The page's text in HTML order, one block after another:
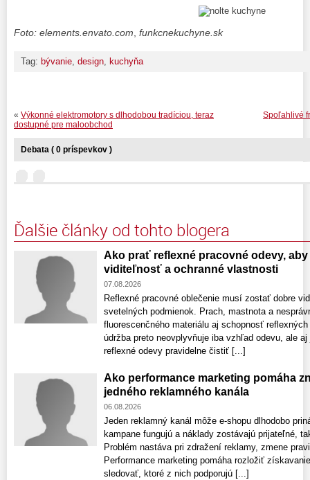
Foto: elements.envato.com funkcnekuchyne.sk
Tag: bývanie, design, kuchyňa
Spoľahlivé
« Výkonné elektromotory s dlhodobou tradíciou, teraz
dostupné pre maloobchod
Debata ( 0 príspevkov )
Ďalšie články od tohto blogera
Ako prať reflexné pracovné odevy,
viditeľnosť a ochranné vlastnosti
07.08.2026
Reflexné pracovné oblečenie musí zostať dobre
svetelných podmienok. Prach, mastnota a
fluorescenčného materiálu aj schopnosť
údržba preto neovplyvňuje iba vzhľad odevu, ale
reflexné odevy pravidelne čistiť [...]
Ako performance marketing pomáha
jedného reklamného kanála
06.08.2026
Jeden reklamný kanál môže e-shopu dlhodobo
kampane fungujú a náklady zostávajú prijateľné,
Problém nastáva pri zdražení reklamy, zmene
Performance marketing pomáha rozložiť
sledovať, ktoré z nich podporujú [...]